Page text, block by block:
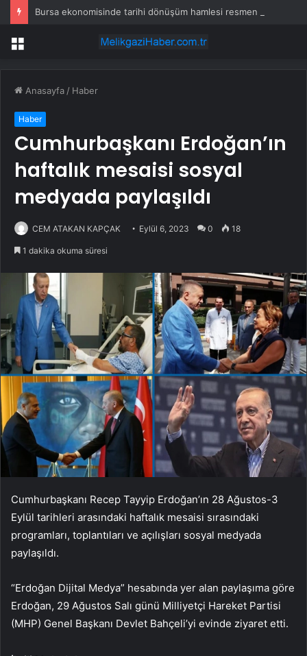
Menü
Anasayfa / Haber
Haber
Cumhurbaşkanı Erdoğan’ın
haftalık mesaisi sosyal
medyada paylaşıldı
CEM ATAKAN KAPÇAK Eylül 6, 2023 0 18
1 dakika okuma süresi
Cumhurbaşkanı Recep Tayyip Erdoğan’ın 28 Ağustos-3
Eylül tarihleri ​​arasındaki haftalık mesaisi sırasındaki
programları, toplantıları ve açılışları sosyal medyada
paylaşıldı.
“Erdoğan Dijital Medya” hesabında yer alan paylaşıma göre
Erdoğan, 29 Ağustos Salı günü Milliyetçi Hareket Partisi
(MHP) Genel Başkanı Devlet Bahçeli’yi evinde ziyaret etti.